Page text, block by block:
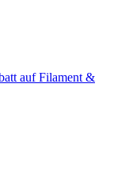
auf Filament &